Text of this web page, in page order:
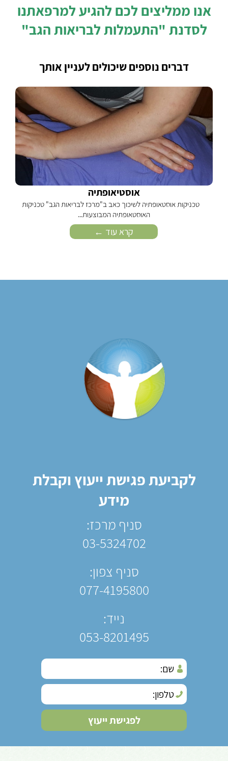
אנו ממליצים לכם להגיע למרפאתנו
לסדנת "התעמלות לבריאות הגב"
דברים נוספים שיכולים לעניין אותך
אוסטיאופתיה
טכניקות אוסטאופתיה לשיכוך כאב ב"מרכז לבריאות הגב" טכניקות
האוסטאופתיה המבוצעות...
קרא עוד ←
לקביעת פגישת ייעוץ וקבלת
מידע
סניף מרכז:
03-5324702
סניף צפון:
077-4195800
נייד:
053-8201495